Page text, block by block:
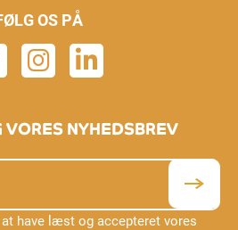
OS PÅ
NYHEDSBREV
have læst og accepteret vores